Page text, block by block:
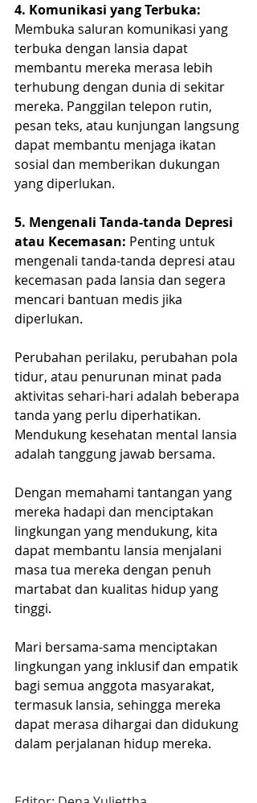
4. Komunikasi yang Terbuka:
Membuka saluran komunikasi yang
terbuka dengan lansia dapat
membantu mereka merasa lebih
terhubung dengan dunia di sekitar
mereka. Panggilan telepon rutin,
pesan teks, atau kunjungan langsung
dapat membantu menjaga ikatan
sosial dan memberikan dukungan
yang diperlukan.
5. Mengenali Tanda-tanda Depresi
atau Kecemasan: Penting untuk
mengenali tanda-tanda depresi atau
kecemasan pada lansia dan segera
mencari bantuan medis jika
diperlukan.
Perubahan perilaku, perubahan pola
tidur, atau penurunan minat pada
aktivitas sehari-hari adalah beberapa
tanda yang perlu diperhatikan.
Mendukung kesehatan mental lansia
adalah tanggung jawab bersama.
Dengan memahami tantangan yang
mereka hadapi dan menciptakan
lingkungan yang mendukung, kita
dapat membantu lansia menjalani
masa tua mereka dengan penuh
martabat dan kualitas hidup yang
tinggi.
Mari bersama-sama menciptakan
lingkungan yang inklusif dan empatik
bagi semua anggota masyarakat,
termasuk lansia, sehingga mereka
dapat merasa dihargai dan didukung
dalam perjalanan hidup mereka.